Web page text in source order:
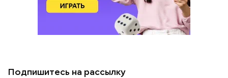
Подпишитесь на рассылку